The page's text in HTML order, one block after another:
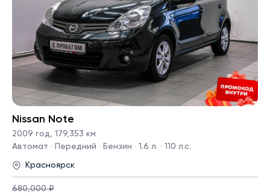
Nissan Note
2009 год, 179,353 км
Автомат · Передний · Бензин · 1.6 л. · 110 л.с.
Красноярск
680,000 ₽